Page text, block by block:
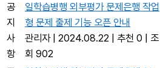
공
지
사
항
일학습병행 외부평가 문제은행 작업
형 문제 출제 기능 오픈 안내
관리자
2024.08.22 추천 0
조
회 902